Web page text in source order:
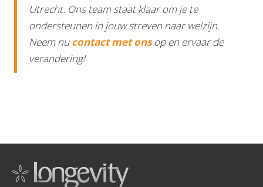
Utrecht. Ons team staat klaar om je te
ondersteunen in jouw streven naar welzijn.
Neem nucontact met onsop en ervaar de
verandering!